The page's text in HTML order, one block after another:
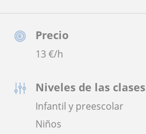
Precio
13 €/h
Niveles de las clases
Infantil y preescolar
Niños